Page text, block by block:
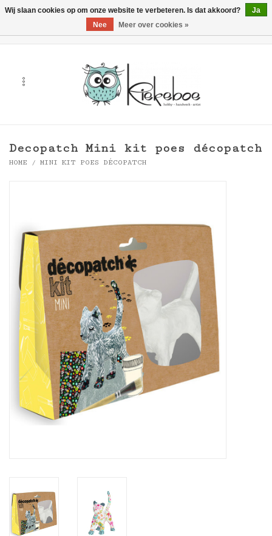
Handwerk & Textiel
Merken
Workshops
Inlijsting
Over ons
Springkasteel
Decopatch Mini kit poes décopatch
HOME / MINI KIT POES DÉCOPATCH
Wij slaan cookies op om onze website te verbeteren. Is dat akkoord?
Ja
Nee
Meer over cookies »